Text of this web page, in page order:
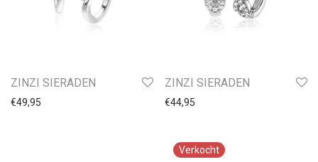
ZINZI SIERADEN
€49,95
ZINZI SIERADEN
€44,95